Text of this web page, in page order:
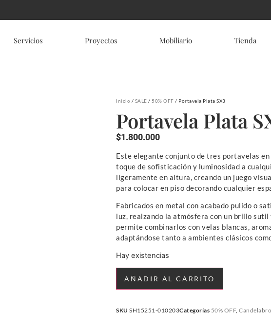
Servicios Proyectos Mobiliario Tienda
Inicio / SALE / 50% OFF / Portavela Plata SX3
Portavela Plata
$1.800.000
Este elegante conjunto de tres portavelas
toque de sofisticación y luminosidad a
ligeramente en altura, creando un juego
para colocar en piso decorando cualquier
Fabricados en metal con acabado pulido o
luz, realzando la atmósfera con un brillo
permite combinarlos con velas blancas,
adaptándose tanto a ambientes clásicos
Hay existencias
AÑADIR AL CARRITO
SKU SH15251-010203Categorías 50% OFF,